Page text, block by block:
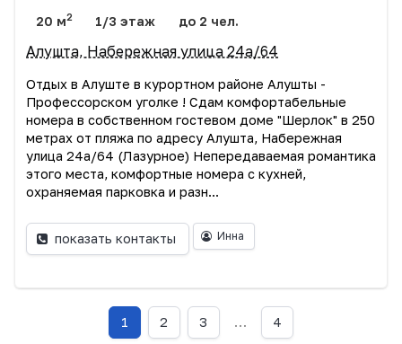
20 м2 1/3 этаж до 2 чел.
Алушта, Набережная улица 24а/64
Отдых в Алуште в курортном районе Алушты -
Профессорском уголке ! Сдам комфортабельные
номера в собственном гостевом доме "Шерлок" в 250
метрах от пляжа по адресу Алушта, Набережная
улица 24а/64 (Лазурное) Непередаваемая романтика
этого места, комфортные номера с кухней,
охраняемая парковка и разн...
показать контакты Инна
1 2 3 … 4